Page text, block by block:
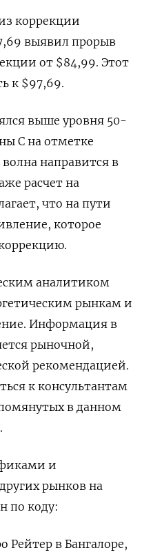
коррекции
выявил прорыв
от $84,99. Этот
к $97,69.
выше уровня 50-
C на отметке
направится в
расчет на
что на пути
которое
аналитиком
рынкам и
Информация в
рыночной,
рекомендацией.
к консультантам
в данном
и
рынков на
по коду:
Рейтер в Бангалоре,